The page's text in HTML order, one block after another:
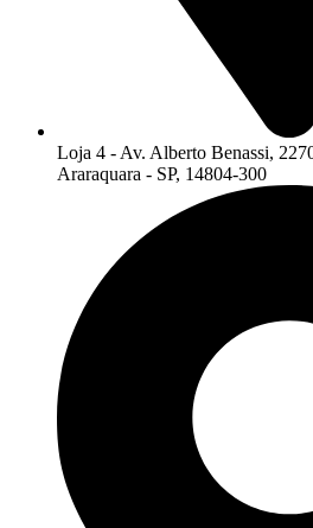
Loja 4 - Av. Alberto Benassi,
Araraquara - SP, 14804-300